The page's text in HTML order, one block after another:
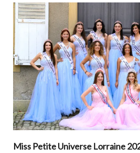
Miss Petite Universe Lorraine